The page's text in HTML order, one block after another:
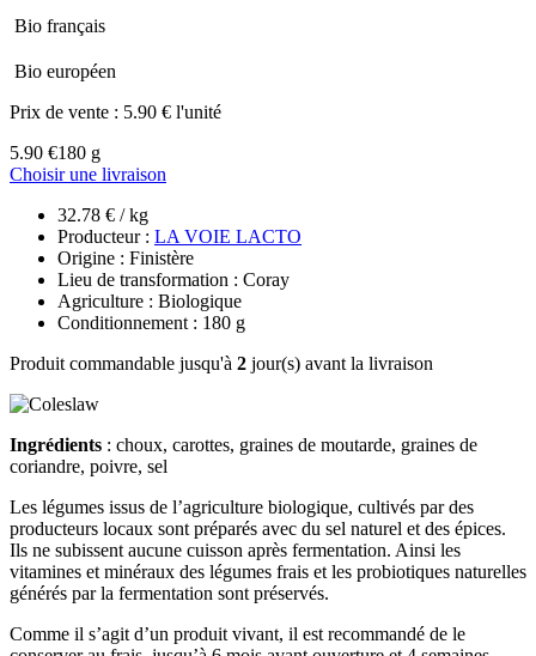
Bio français
Bio européen
Prix de vente : 5.90 € l'unité
5.90 €180 g
Choisir une livraison
32.78 € / kg
Producteur : LA VOIE LACTO
Origine : Finistère
Lieu de transformation : Coray
Agriculture : Biologique
Conditionnement : 180 g
Produit commandable jusqu'à 2 jour(s) avant la livraison
Ingrédients : choux, carottes, graines de moutarde, graines de
coriandre, poivre, sel
Les légumes issus de l’agriculture biologique, cultivés par des
producteurs locaux sont préparés avec du sel naturel et des épices.
Ils ne subissent aucune cuisson après fermentation. Ainsi les
vitamines et minéraux des légumes frais et les probiotiques naturelles
générés par la fermentation sont préservés.
Comme il s’agit d’un produit vivant, il est recommandé de le